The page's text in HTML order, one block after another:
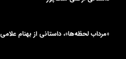
«مرداب لحظه‌ها»، داستانی از بهنام علامی